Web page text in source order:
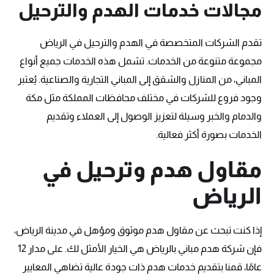
مجالات خدمات الهدم والترحيل
تقدم الشركات المتخصصة في الهدم والترحيل في الرياض
مجموعة متنوعة من الخدمات. تشمل هذه الخدمات جميع أنواع
المباني، من المنازل والشقق إلى المباني التجارية والصناعية. يُعتبر
وجود فروع للشركات في مختلف محافظات المملكة مثل مكة
والدمام والخبر وسيلة لتعزيز الوصول إلى العملاء وتقديم
الخدمات بصورة أكثر فعالية.
مقاول هدم وترحيل في
الرياض
إذا كنت تبحث عن مقاول هدم موثوق ومؤهل في مدينة الرياض،
فإن شركة هدم مباني بالرياض هي الخيار الأمثل لك. على مدار 12
عامًا، قمنا بتقديم خدمات هدم ذات جودة عالية تضاهي المعايير